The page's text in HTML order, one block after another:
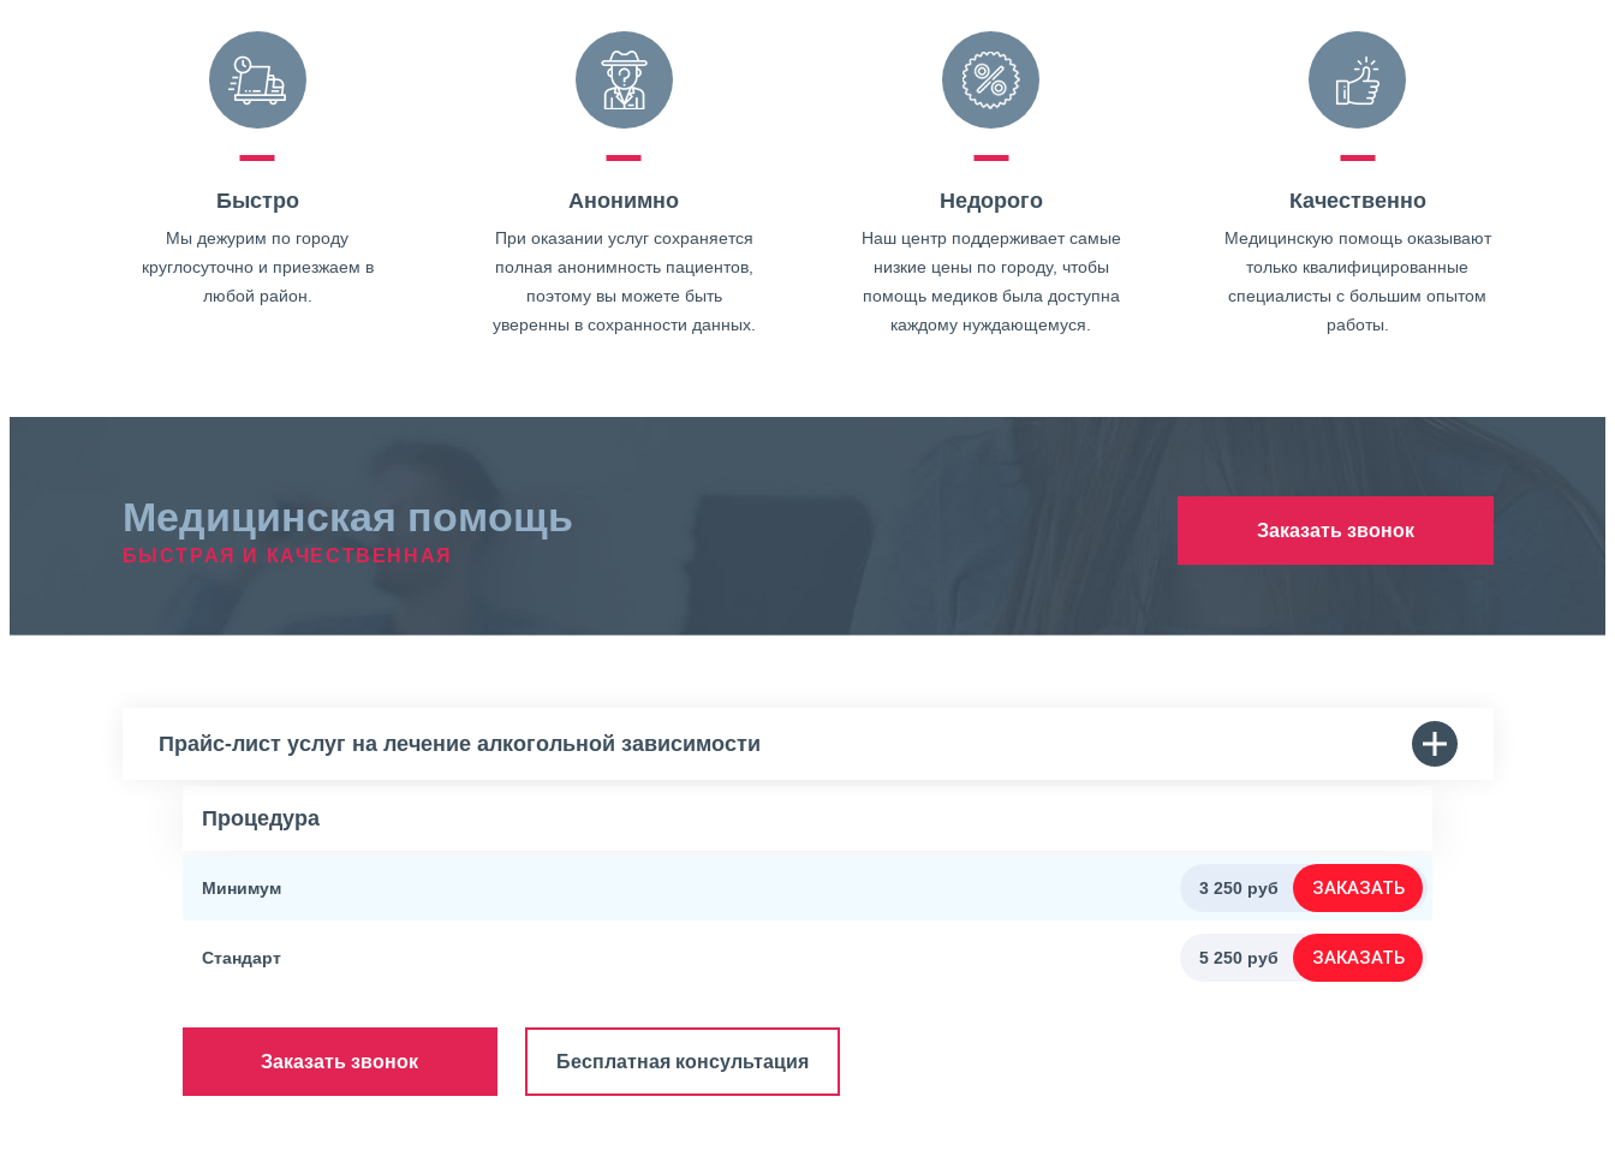
Быстро
Мы дежурим по городу
круглосуточно и приезжаем в
любой район.
Анонимно
При оказании услуг сохраняется
полная анонимность пациентов,
поэтому вы можете быть
уверенны в сохранности данных.
Недорого
Наш центр поддерживает самые
низкие цены по городу, чтобы
помощь медиков была доступна
каждому нуждающемуся.
Качественно
Медицинскую помощь оказывают
только квалифицированные
специалисты с большим опытом
работы.
Медицинская помощь
БЫСТРАЯ И КАЧЕСТВЕННАЯ
Заказать звонок
Прайс-лист услуг на лечение алкогольной зависимости
Процедура
Минимум 3 250 руб ЗАКАЗАТЬ
Стандарт 5 250 руб ЗАКАЗАТЬ
Заказать звонок Бесплатная консультация